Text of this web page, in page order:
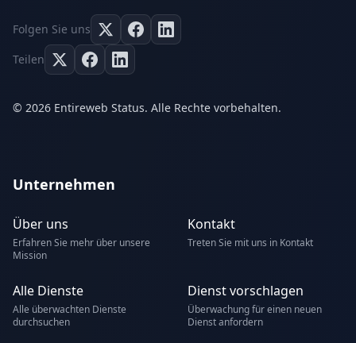
Folgen Sie uns
Teilen
© 2026 Entireweb Status. Alle Rechte vorbehalten.
Unternehmen
Über uns
Erfahren Sie mehr über unsere
Mission
Kontakt
Treten Sie mit uns in Kontakt
Alle Dienste
Alle überwachten Dienste
durchsuchen
Dienst vorschlagen
Überwachung für einen neuen
Dienst anfordern